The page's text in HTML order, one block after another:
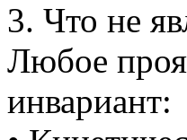
3. Что не
Любое
инвариант: